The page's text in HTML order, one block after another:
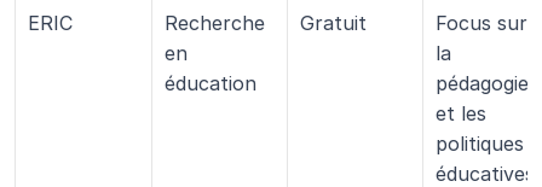
ERIC
Recherche
en
éducation
Gratuit
Focus sur
la
pédagogie
et les
politiques
éducatives